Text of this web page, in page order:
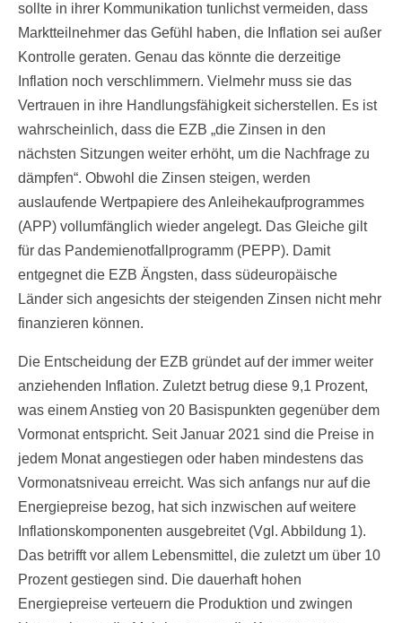
sollte in ihrer Kommunikation tunlichst vermeiden, dass
Marktteilnehmer das Gefühl haben, die Inflation sei außer
Kontrolle geraten. Genau das könnte die derzeitige
Inflation noch verschlimmern. Vielmehr muss sie das
Vertrauen in ihre Handlungsfähigkeit sicherstellen. Es ist
wahrscheinlich, dass die EZB „die Zinsen in den
nächsten Sitzungen weiter erhöht, um die Nachfrage zu
dämpfen“. Obwohl die Zinsen steigen, werden
auslaufende Wertpapiere des Anleihekaufprogrammes
(APP) vollumfänglich wieder angelegt. Das Gleiche gilt
für das Pandemienotfallprogramm (PEPP). Damit
entgegnet die EZB Ängsten, dass südeuropäische
Länder sich angesichts der steigenden Zinsen nicht mehr
finanzieren können.
Die Entscheidung der EZB gründet auf der immer weiter
anziehenden Inflation. Zuletzt betrug diese 9,1 Prozent,
was einem Anstieg von 20 Basispunkten gegenüber dem
Vormonat entspricht. Seit Januar 2021 sind die Preise in
jedem Monat angestiegen oder haben mindestens das
Vormonatsniveau erreicht. Was sich anfangs nur auf die
Energiepreise bezog, hat sich inzwischen auf weitere
Inflationskomponenten ausgebreitet (Vgl. Abbildung 1).
Das betrifft vor allem Lebensmittel, die zuletzt um über 10
Prozent gestiegen sind. Die dauerhaft hohen
Energiepreise verteuern die Produktion und zwingen